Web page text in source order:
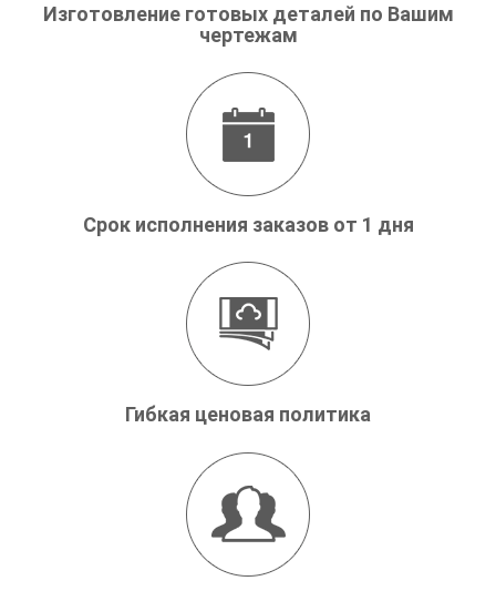
Изготовление готовых деталей по Вашим
чертежам
Срок исполнения заказов от 1 дня
Гибкая ценовая политика